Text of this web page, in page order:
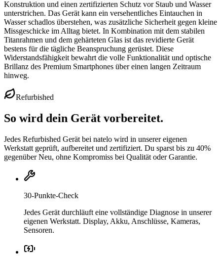
Konstruktion und einen zertifizierten Schutz vor Staub und Wasser
unterstrichen. Das Gerät kann ein versehentliches Eintauchen in
Wasser schadlos überstehen, was zusätzliche Sicherheit gegen kleine
Missgeschicke im Alltag bietet. In Kombination mit dem stabilen
Titanrahmen und dem gehärteten Glas ist das revidierte Gerät
bestens für die tägliche Beanspruchung gerüstet. Diese
Widerstandsfähigkeit bewahrt die volle Funktionalität und optische
Brillanz des Premium Smartphones über einen langen Zeitraum
hinweg.
Refurbished
So wird dein Gerät vorbereitet.
Jedes Refurbished Gerät bei natelo wird in unserer eigenen
Werkstatt geprüft, aufbereitet und zertifiziert. Du sparst bis zu 40%
gegenüber Neu, ohne Kompromiss bei Qualität oder Garantie.
30-Punkte-Check
Jedes Gerät durchläuft eine vollständige Diagnose in unserer
eigenen Werkstatt. Display, Akku, Anschlüsse, Kameras,
Sensoren.